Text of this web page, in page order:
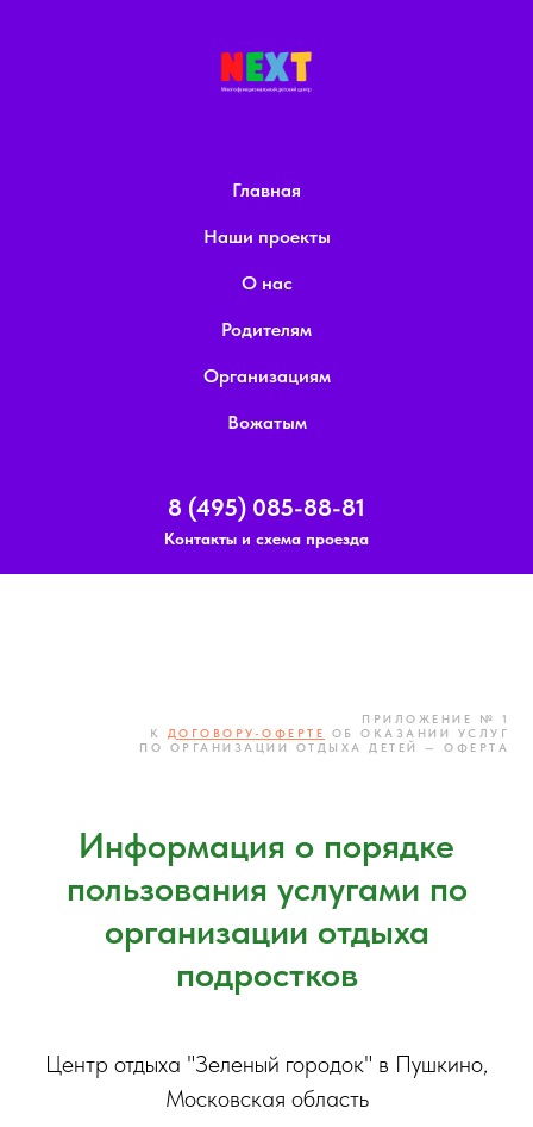
Главная
Наши проекты
О нас
Родителям
Организациям
Вожатым
8 (495) 085-88-81
Контакты и схема проезда
ПРИЛОЖЕНИЕ № 1
К ДОГОВОРУ-ОФЕРТЕ
ОБ ОКАЗАНИИ УСЛУГ
ПО ОРГАНИЗАЦИИ ОТДЫХА ДЕТЕЙ — ОФЕРТА
Информация о порядке
пользования услугами по
организации отдыха
подростков
Центр отдыха "Зеленый городок" в Пушкино,
Московская область